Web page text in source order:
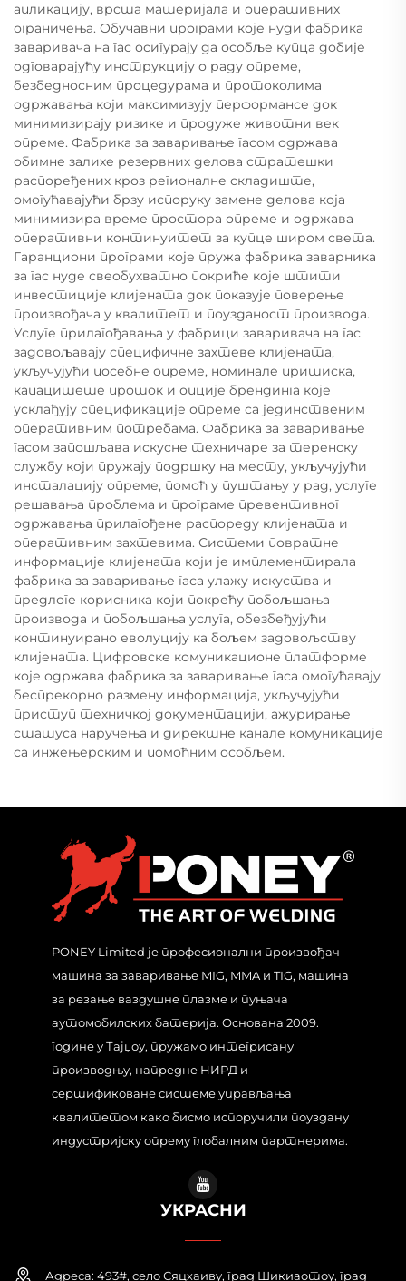
апликацију, врста материјала и оперативних
ограничења. Обучавни програми које нуди фабрика
заваривача на гас осигурају да особље купца добије
одговарајућу инструкцију о раду опреме,
безбедносним процедурама и протоколима
одржавања који максимизују перформансе док
минимизирају ризике и продуже животни век
опреме. Фабрика за заваривање гасом одржава
обимне залихе резервних делова стратешки
распоређених кроз регионалне складиште,
омогућавајући брзу испоруку замене делова која
минимизира време простора опреме и одржава
оперативни континуитет за купце широм света.
Гаранциони програми које пружа фабрика заварника
за гас нуде свеобухватно покриће које штити
инвестиције клијената док показује поверење
произвођача у квалитет и поузданост производа.
Услуге прилагођавања у фабрици заваривача на гас
задовољавају специфичне захтеве клијената,
укључујући посебне опреме, номинале притиска,
капацитете проток и опције брендинга које
усклађују спецификације опреме са јединственим
оперативним потребама. Фабрика за заваривање
гасом запошљава искусне техничаре за теренску
службу који пружају подршку на месту, укључујући
инсталацију опреме, помоћ у пуштању у рад, услуге
решавања проблема и програме превентивног
одржавања прилагођене распореду клијената и
оперативним захтевима. Системи повратне
информације клијената који је имплементирала
фабрика за заваривање гаса улажу искуства и
предлоге корисника који покрећу побољшања
производа и побољшања услуга, обезбеђујући
континуирано еволуцију ка бољем задовољству
клијената. Цифровске комуникационе платформе
које одржава фабрика за заваривање гаса омогућавају
беспрекорно размену информација, укључујући
приступ техничкој документацији, ажурирање
статуса наручења и директне канале комуникације
са инжењерским и помоћним особљем.
PONEY Limited је професионални произвођач
машина за заваривање MIG, MMA и TIG, машина
за резање ваздушне плазме и пуњача
аутомобилских батерија. Основана 2009.
године у Тајџоу, пружамо интегрисану
производњу, напредне НИРД и
сертификоване системе управљања
квалитетом како бисмо испоручили поуздану
индустријску опрему глобалним партнерима.
УКРАСНИ
Адреса: 493#, село Сяцхаиву, град Шикиаотоу, град